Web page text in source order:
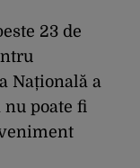
23 de
Națională a
poate fi